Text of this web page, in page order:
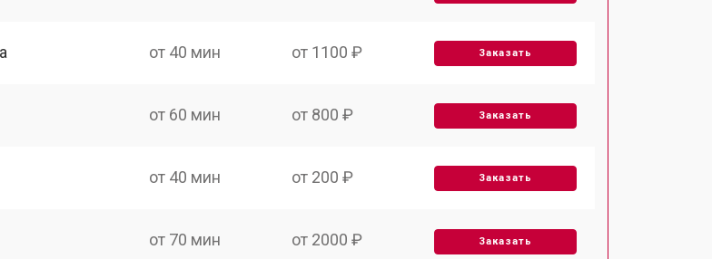
от 40 мин от 1100 ₽ Заказать
от 60 мин от 800 ₽ Заказать
от 40 мин от 200 ₽ Заказать
от 70 мин от 2000 ₽ Заказать